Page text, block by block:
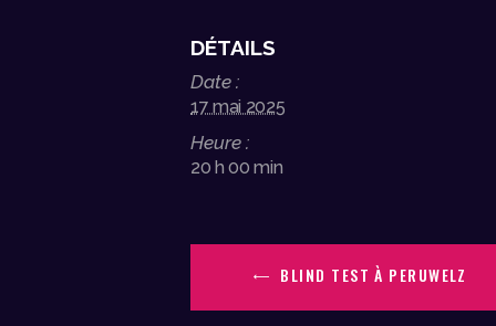
DÉTAILS
Date :
17 mai 2025
Heure :
20 h 00 min
BLIND TEST À PERUWELZ